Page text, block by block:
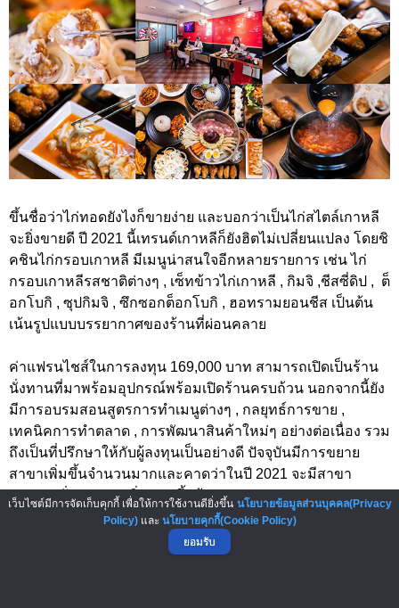
ขึ้นชื่อว่าไก่ทอดยังไงก็ขายง่าย และบอกว่าเป็นไก่สไตล์เกาหลี
จะยิ่งขายดี ปี 2021 นี้เทรนด์เกาหลีก็ยังฮิตไม่เปลี่ยนแปลง โดยชิ
คชินไก่กรอบเกาหลี มีเมนูน่าสนใจอีกหลายรายการ เช่น ไก่
กรอบเกาหลีรสชาติต่างๆ , เซ็ทข้าวไก่เกาหลี , กิมจิ ,ชีสซี่ดิป , ต็
อกโบกิ , ซุปกิมจิ , ซึกซอกต็อกโบกิ , ฮอทรามยอนชีส เป็นต้น
เน้นรูปแบบบรรยากาศของร้านที่ผ่อนคลาย
ค่าแฟรนไชส์ในการลงทุน 169,000 บาท สามารถเปิดเป็นร้าน
นั่งทานที่มาพร้อมอุปกรณ์พร้อมเปิดร้านครบถ้วน นอกจากนี้ยัง
มีการอบรมสอนสูตรการทำเมนูต่างๆ , กลยุทธ์การขาย ,
เทคนิคการทำตลาด , การพัฒนาสินค้าใหม่ๆ อย่างต่อเนื่อง รวม
ถึงเป็นที่ปรึกษาให้กับผู้ลงทุนเป็นอย่างดี ปัจจุบันมีการขยาย
สาขาเพิ่มขึ้นจำนวนมากและคาดว่าในปี 2021 จะมีสาขา
กระจายทั่วประเทศเพิ่มมากขึ้นด้วย
สนใจลงทุน แฟรนไชส์ คลิก https://bit.ly/35VmmvJ
สนใจลงทุน โทร. 087-4745999
เว็บไซต์มีการจัดเก็บคุกกี้ เพื่อให้การใช้งานดียิ่งขึ้น นโยบายข้อมูลส่วนบุคคล(Privacy
Policy)และ นโยบายคุกกี้(Cookie Policy)
ยอมรับ